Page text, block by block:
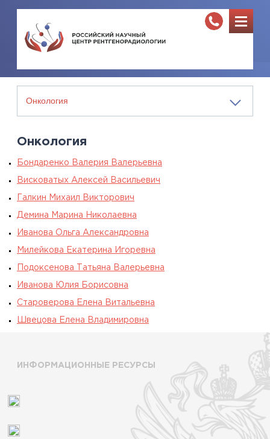
Онкология
Бондаренко Валерия Валерьевна
Висковатых Алексей Васильевич
Галкин Михаил Викторович
Демина Марина Николаевна
Иванова Ольга Александровна
Милейкова Екатерина Игоревна
Подоксенова Татьяна Валерьевна
Иванова Юлия Борисовна
Староверова Елена Витальевна
Швецова Елена Владимировна
ИНФОРМАЦИОННЫЕ РЕСУРСЫ